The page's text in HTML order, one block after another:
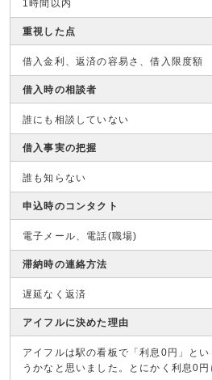
1時間以内
重視した点
借入金利、返済の容易さ、借入限度額
借入時の相談者
誰にも相談していない
借入事実の把握
誰も知らない
申込時のコンタクト
電子メール、電話(職場)
滞納時の連絡方法
遅延なく返済
アイフルに決めた理由
アイフルは駅の看板で「利息0円」と
うかなと思いました。とにかく利息0円